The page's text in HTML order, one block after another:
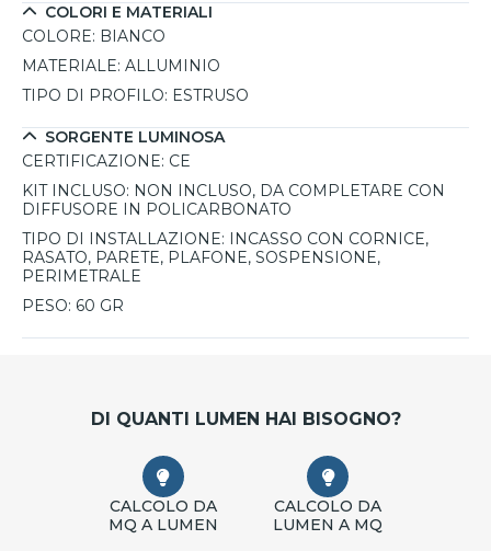
regolazione dell’emissione luminosa - diffusore in
policarbonato disponibile in più versioni per diverse
esigenze luminose - lunghezza di 2000 mm, sezionabile
per adattarsi a ogni configurazione
COLORI E MATERIALI
COLORE: BIANCO
MATERIALE: ALLUMINIO
TIPO DI PROFILO: ESTRUSO
SORGENTE LUMINOSA
CERTIFICAZIONE: CE
KIT INCLUSO: NON INCLUSO, DA COMPLETARE CON
DIFFUSORE IN POLICARBONATO
TIPO DI INSTALLAZIONE: INCASSO CON CORNICE,
RASATO, PARETE, PLAFONE, SOSPENSIONE,
PERIMETRALE
PESO: 60 GR
DI QUANTI LUMEN HAI BISOGNO?
CALCOLO DA
MQ A LUMEN
CALCOLO DA
LUMEN A MQ